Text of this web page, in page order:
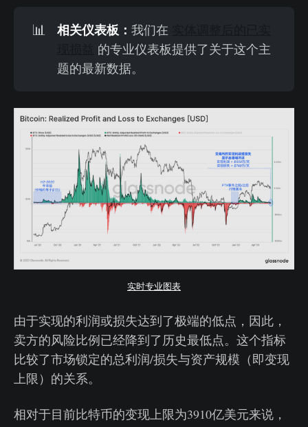
📊 相关仪表板：我们在
的专业仪表板提供了关于这个主
题的最新数据。
实时专业图表
由于实现的利润或损失达到了极端的低点，因此，
卖方的风险比例已经降到了历史最低点。这个指标
比较了市场锁定的总利润/损失与资产规模（即变现
上限）的关系。
相对于目前比特币的变现上限为3910亿美元来说，